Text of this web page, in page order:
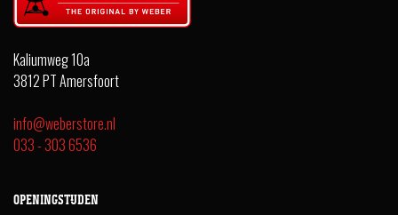
Kaliumweg 10a
3812 PT Amersfoort
info@weberstore.nl
033 - 303 6536
OPENINGSTIJDEN